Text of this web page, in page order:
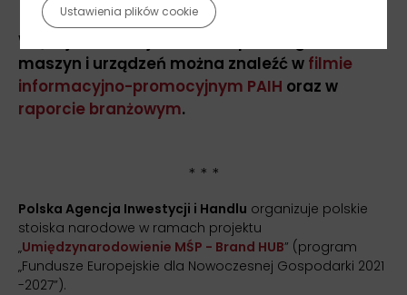
Więcej informacji na temat polskiego sektora
maszyn i urządzeń można znaleźć w filmie
informacyjno-promocyjnym PAIH oraz w
raporcie branżowym.
* * *
Polska Agencja Inwestycji i Handlu organizuje polskie
stoiska narodowe w ramach projektu
„Umiędzynarodowienie MŚP - Brand HUB” (program
„Fundusze Europejskie dla Nowoczesnej Gospodarki 2021
-2027”).
Ustawienia plików cookie